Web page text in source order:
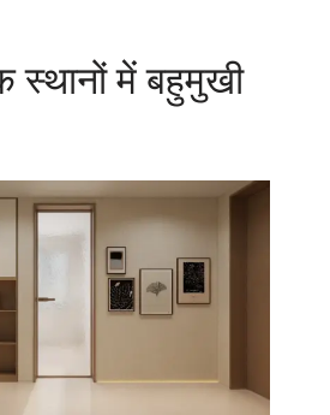
स्थानों में बहुमुखी